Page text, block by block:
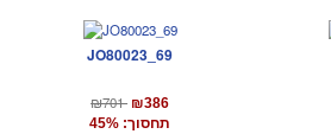
JO80023_69
₪701 ₪386
תחסוך: 45%